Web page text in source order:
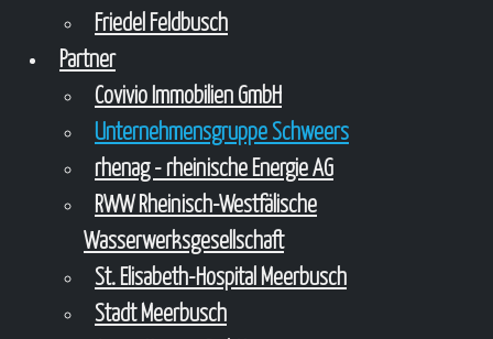
Friedel Feldbusch
Partner
Covivio Immobilien GmbH
Unternehmensgruppe Schweers
rhenag - rheinische Energie AG
RWW Rheinisch-Westfälische
Wasserwerksgesellschaft
St. Elisabeth-Hospital Meerbusch
Stadt Meerbusch